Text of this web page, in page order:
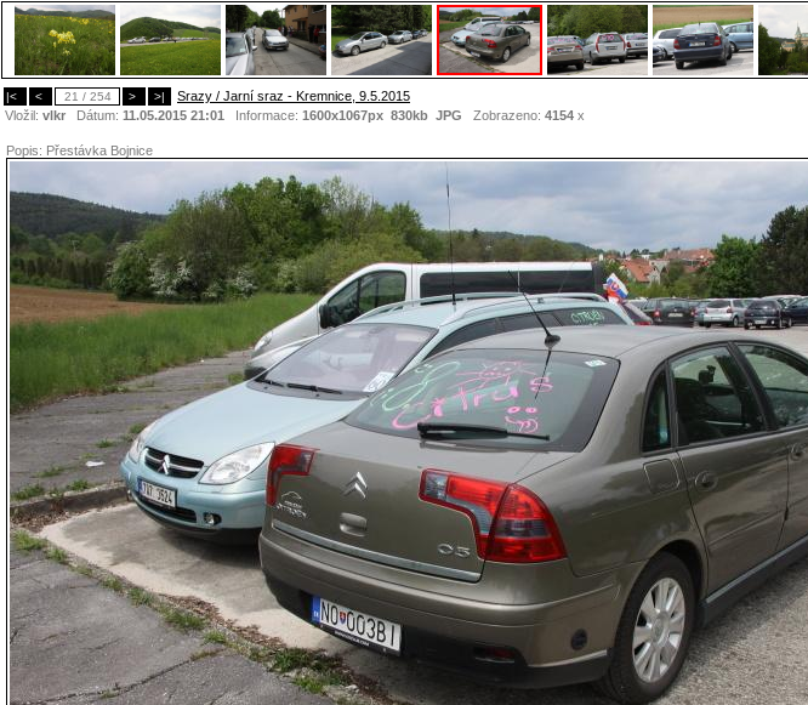
|< < 21 / 254 > >|
Srazy / Jarní sraz - Kremnice, 9.5.2015
Vložil: vlkr Dátum: 11.05.2015 21:01 Informace: 1600x1067px 830kb JPG Zobrazeno: 4154 x
Popis: Přestávka Bojnice